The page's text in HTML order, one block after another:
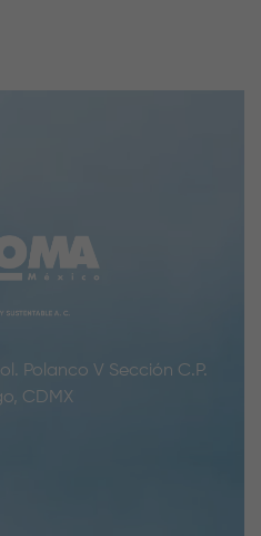
Polanco V Sección C.P.
CDMX